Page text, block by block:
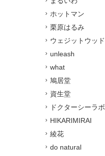
ホットマン
栗原はるみ
ウェジットウッド
unleash
what
鳩居堂
資生堂
ドクターシーラボ
HIKARIMIRAI
綾花
do natural